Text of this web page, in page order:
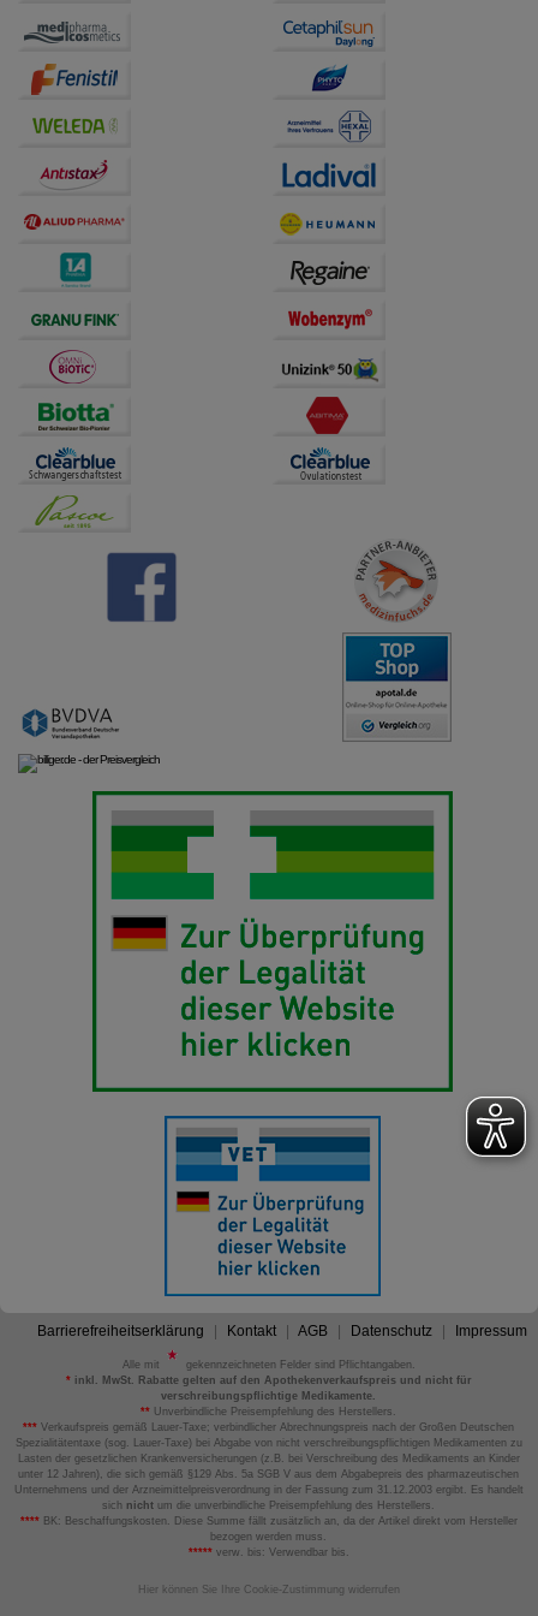
auf unserer Website aber auch die Werbung auf
Drittseiten möglichst relevant für Sie zu gestalten.
Bitte beachten Sie, dass Daten hierfür teilweise an
Dritte wie z.B. Google oder soziale Medien
übertragen werden.
Barrierefreiheitserklärung Kontakt AGB Datenschutz Impressum
Alle mit
gekennzeichneten Felder sind Pflichtangaben.
*inkl. MwSt. Rabatte gelten auf den Apothekenverkaufspreis und nicht für
verschreibungspflichtige Medikamente.
** Unverbindliche Preisempfehlung des Herstellers.
*** Verkaufspreis gemäß Lauer-Taxe; verbindlicher Abrechnungspreis nach der Großen Deutschen
Spezialitätentaxe (sog. Lauer-Taxe) bei Abgabe von nicht verschreibungspflichtigen Medikamenten zu
Lasten der gesetzlichen Krankenversicherungen (z.B. bei Verschreibung des Medikaments an Kinder
unter 12 Jahren), die sich gemäß §129 Abs. 5a SGB V aus dem Abgabepreis des pharmazeutischen
Unternehmens und der Arzneimittelpreisverordnung in der Fassung zum 31.12.2003 ergibt. Es handelt
sich nicht um die unverbindliche Preisempfehlung des Herstellers.
****BK: Beschaffungskosten. Diese Summe fällt zusätzlich an, da der Artikel direkt vom Hersteller
bezogen werden muss.
*****verw. bis: Verwendbar bis.
Hier können Sie Ihre Cookie-Zustimmung widerrufen